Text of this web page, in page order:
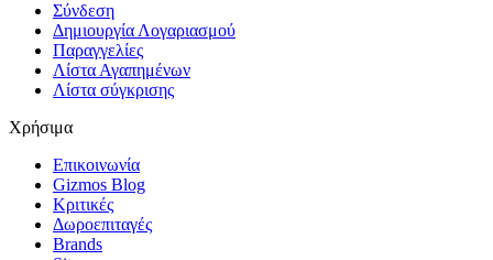
Σύνδεση
Δημιουργία Λογαριασμού
Παραγγελίες
Λίστα Αγαπημένων
Λίστα σύγκρισης
Χρήσιμα
Επικοινωνία
Gizmos Blog
Κριτικές
Δωροεπιταγές
Brands